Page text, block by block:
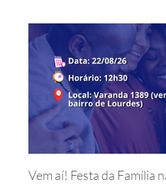
Vem aí! Festa da Família